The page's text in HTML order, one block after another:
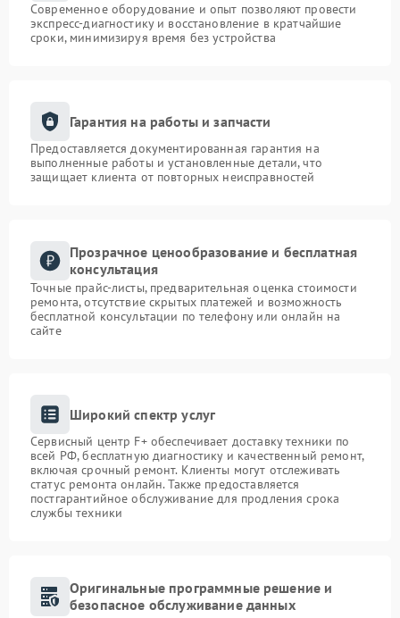
Современное оборудование и опыт позволяют провести
экспресс-диагностику и восстановление в кратчайшие
сроки, минимизируя время без устройства
Гарантия на работы и запчасти
Предоставляется документированная гарантия на
выполненные работы и установленные детали, что
защищает клиента от повторных неисправностей
Прозрачное ценообразование и бесплатная
консультация
Точные прайс-листы, предварительная оценка стоимости
ремонта, отсутствие скрытых платежей и возможность
бесплатной консультации по телефону или онлайн на
сайте
Широкий спектр услуг
Сервисный центр F+ обеспечивает доставку техники по
всей РФ, бесплатную диагностику и качественный ремонт,
включая срочный ремонт. Клиенты могут отслеживать
статус ремонта онлайн. Также предоставляется
постгарантийное обслуживание для продления срока
службы техники
Оригинальные программные решение и
безопасное обслуживание данных